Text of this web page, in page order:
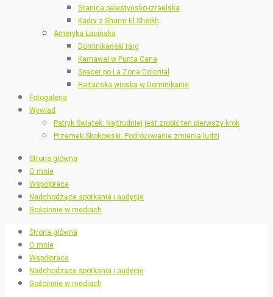
Granica palestyńsko-izraelska
Kadry z Sharm El Sheikh
Ameryka Łacińska
Dominikański targ
Karnawał w Punta Cana
Spacer po La Zona Colonial
Haitańska wioska w Dominikanie
Fotogaleria
Wywiad
Patryk Świątek: Najtrudniej jest zrobić ten pierwszy krok
Przemek Skokowski: Podróżowanie zmienia ludzi
Strona główna
O mnie
Współpraca
Nadchodzące spotkania i audycje
Gościnnie w mediach
Strona główna
O mnie
Współpraca
Nadchodzące spotkania i audycje
Gościnnie w mediach